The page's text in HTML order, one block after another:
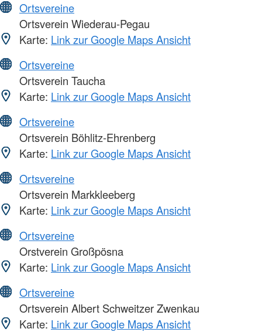
Ortsvereine
Ortsverein Wiederau-Pegau
Karte: Link zur Google Maps Ansicht
Ortsvereine
Ortsverein Taucha
Karte: Link zur Google Maps Ansicht
Ortsvereine
Ortsverein Böhlitz-Ehrenberg
Karte: Link zur Google Maps Ansicht
Ortsvereine
Ortsverein Markkleeberg
Karte: Link zur Google Maps Ansicht
Ortsvereine
Orstverein Großpösna
Karte: Link zur Google Maps Ansicht
Ortsvereine
Ortsverein Albert Schweitzer Zwenkau
Karte: Link zur Google Maps Ansicht